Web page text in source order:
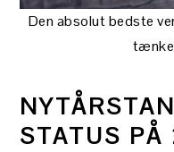
Den absolut bedste
STATUS